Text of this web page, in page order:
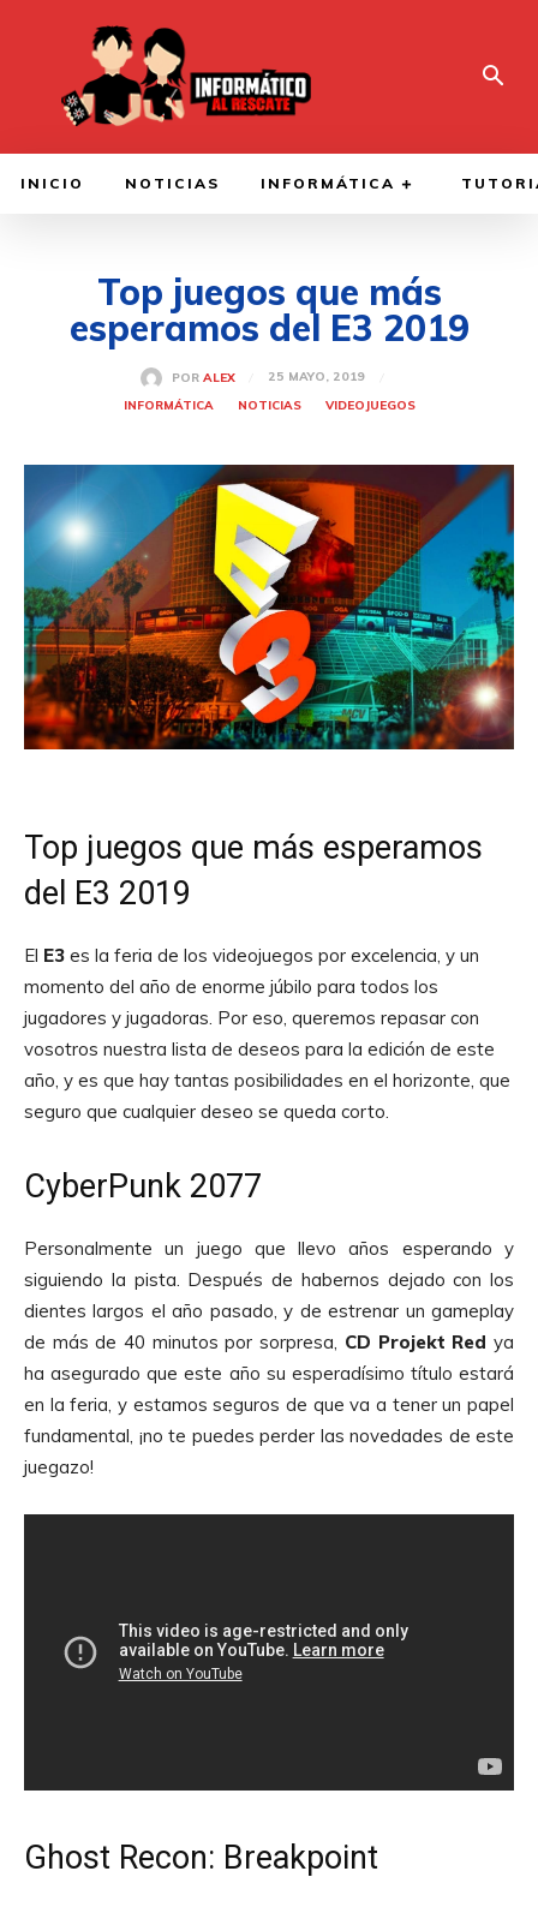
INICIO NOTICIAS INFORMÁTICA
Top juegos que más
esperamos del E3 2019
POR ALEX
25 MAYO, 2019
INFORMÁTICA
NOTICIAS VIDEOJUEGOS
Top juegos que más esperamos
del E3 2019
El E3 es la feria de los videojuegos por excelencia, y un
momento del año de enorme júbilo para todos los
jugadores y jugadoras. Por eso, queremos repasar con
vosotros nuestra lista de deseos para la edición de este
año, y es que hay tantas posibilidades en el horizonte, que
seguro que cualquier deseo se queda corto.
CyberPunk 2077
Personalmente un juego que llevo años esperando y
siguiendo la pista. Después de habernos dejado con los
dientes largos el año pasado, y de estrenar un gameplay
de más de 40 minutos por sorpresa, CD Projekt Red ya
ha asegurado que este año su esperadísimo título estará
en la feria, y estamos seguros de que va a tener un papel
fundamental, ¡no te puedes perder las novedades de este
juegazo!
Ghost Recon: Breakpoint